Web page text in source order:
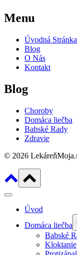
Menu
Úvodná Stránka
Blog
O Nás
Kontakt
Blog
Choroby
Domáca liečba
Babské Rady
Zdravie
© 2026
Úvod
Domáca liečba
Babské
Kloktanie